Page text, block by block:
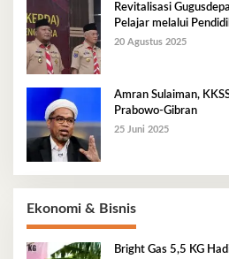
Revitalisasi
Pelajar melalui
20 Agustus 2025
Amran Sulaiman,
Prabowo-Gibran
25 Juni 2025
Ekonomi & Bisnis
Bright Gas 5,5 KG